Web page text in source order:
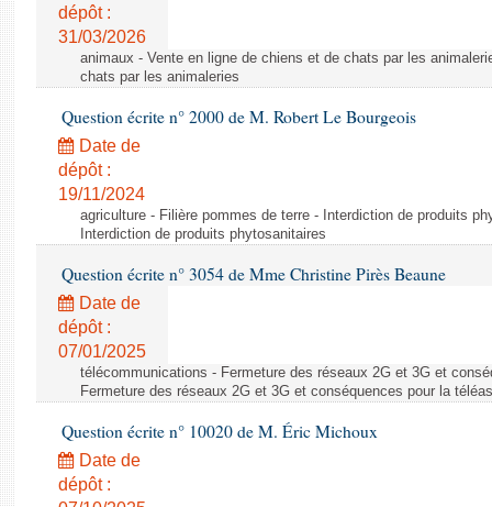
dépôt :
31/03/2026
animaux - Vente en ligne de chiens et de chats par les
chats par les animaleries
Question écrite n° 2000 de M. Robert Le Bourgeois
Date de
dépôt :
19/11/2024
agriculture - Filière pommes de terre - Interdiction de produits
Interdiction de produits phytosanitaires
Question écrite n° 3054 de Mme Christine Pirès Beaune
Date de
dépôt :
07/01/2025
télécommunications - Fermeture des réseaux 2G et 3G et
Fermeture des réseaux 2G et 3G et conséquences pour la
Question écrite n° 10020 de M. Éric Michoux
Date de
dépôt :